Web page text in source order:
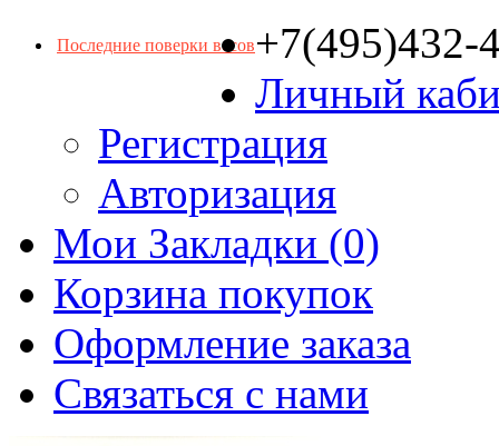
Последние поверки весов+7(495)432-
Личный
Регистрация
Авторизация
Мои Закладки (0)
Корзина покупок
Оформление заказа
Связаться с нами